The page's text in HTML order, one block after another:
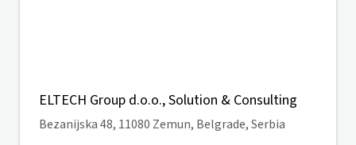
ELTECH Group d.o.o., Solution & Consulting
Bezanijska 48, 11080 Zemun, Belgrade, Serbia